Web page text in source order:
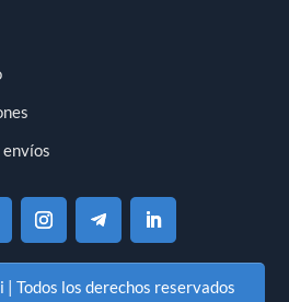
Todos los derechos reservados